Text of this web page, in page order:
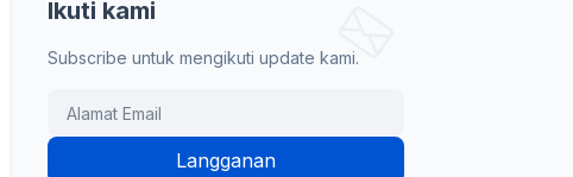
Ikuti kami
Subscribe untuk mengikuti update kami.